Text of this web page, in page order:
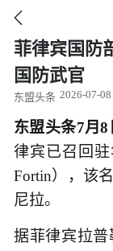

菲律宾国防
国防武官
东盟头条 2026-07-08
东盟头条7月8
律宾已召回
Fortin），该
尼拉。
据菲律宾拉普